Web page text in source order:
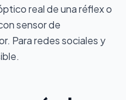
real de una réflex o
sensor de
Para redes sociales y